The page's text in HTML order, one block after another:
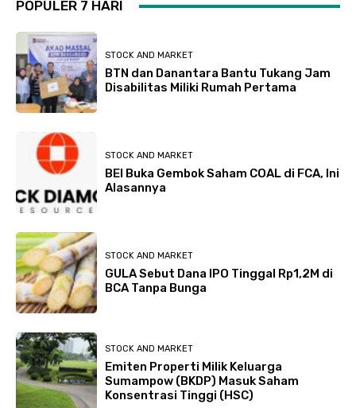
POPULER 7 HARI
STOCK AND MARKET
BTN dan Danantara Bantu Tukang Jam
Disabilitas Miliki Rumah Pertama
STOCK AND MARKET
BEI Buka Gembok Saham COAL di FCA, Ini
Alasannya
STOCK AND MARKET
GULA Sebut Dana IPO Tinggal Rp1,2M di
BCA Tanpa Bunga
STOCK AND MARKET
Emiten Properti Milik Keluarga
Sumampow (BKDP) Masuk Saham
Konsentrasi Tinggi (HSC)